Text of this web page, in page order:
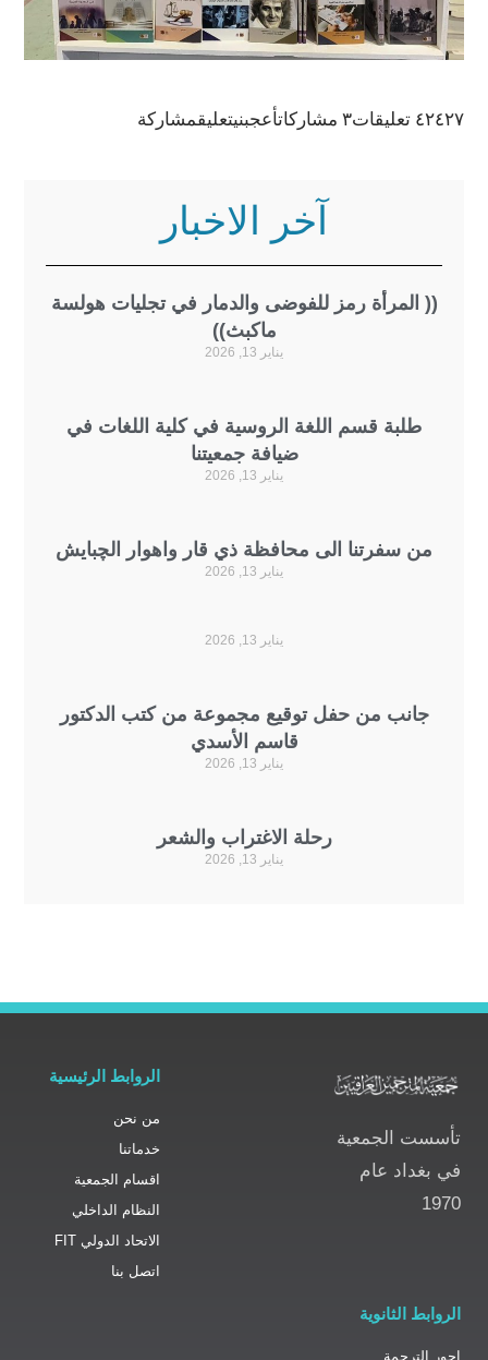
٤٢٤٢٧ تعليقات٣ مشاركاتأعجبنيتعليقمشاركة
آخر الاخبار
(( المرأة رمز للفوضى والدمار في تجليات هولسة
ماكبث))
يناير 13, 2026
طلبة قسم اللغة الروسية في كلية اللغات في
ضيافة جمعيتنا
يناير 13, 2026
من سفرتنا الى محافظة ذي قار واهوار الچبايش
يناير 13, 2026
يناير 13, 2026
جانب من حفل توقيع مجموعة من كتب الدكتور
قاسم الأسدي
يناير 13, 2026
رحلة الاغتراب والشعر
يناير 13, 2026
تأسست الجمعية
في بغداد عام
1970
الروابط الرئيسية
من نحن
خدماتنا
اقسام الجمعية
النظام الداخلي
الاتحاد الدولي FIT
اتصل بنا
الروابط الثانوية
اجور الترجمة